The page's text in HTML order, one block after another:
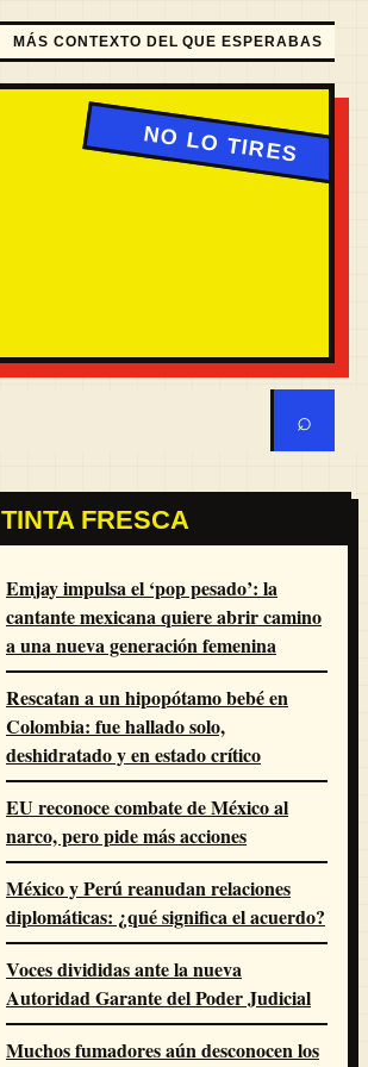
MÁS CONTEXTO DEL QUE ESPERABAS
⌕
TINTA FRESCA
Emjay impulsa el ‘pop pesado’: la
cantante mexicana quiere abrir camino
a una nueva generación femenina
Rescatan a un hipopótamo bebé en
Colombia: fue hallado solo,
deshidratado y en estado crítico
EU reconoce combate de México al
narco, pero pide más acciones
México y Perú reanudan relaciones
diplomáticas: ¿qué significa el acuerdo?
Voces divididas ante la nueva
Autoridad Garante del Poder Judicial
Muchos fumadores aún desconocen los